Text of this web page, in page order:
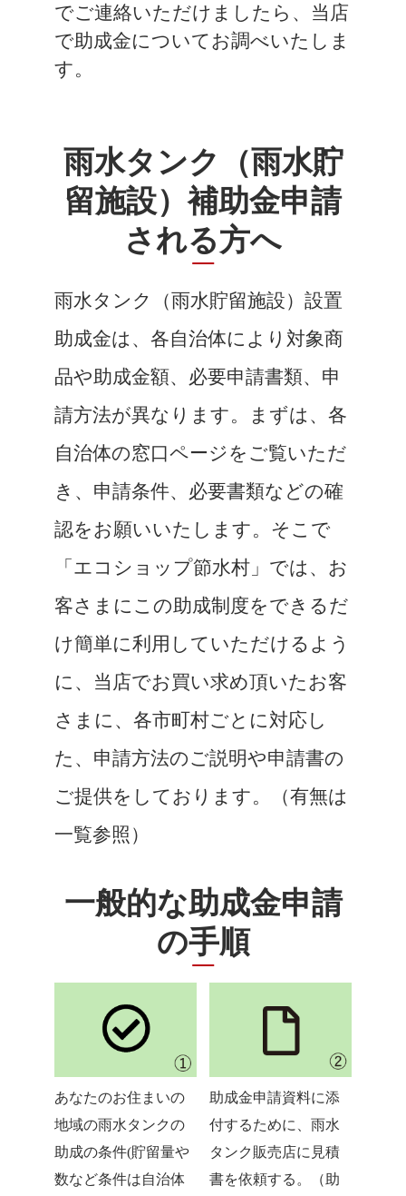
でご連絡いただけましたら、当店
で助成金についてお調べいたしま
す。
雨水タンク（雨水貯
留施設）補助金申請
される方へ
雨水タンク（雨水貯留施設）設置
助成金は、各自治体により対象商
品や助成金額、必要申請書類、申
請方法が異なります。まずは、各
自治体の窓口ページをご覧いただ
き、申請条件、必要書類などの確
認をお願いいたします。そこで
「エコショップ節水村」では、お
客さまにこの助成制度をできるだ
け簡単に利用していただけるよう
に、当店でお買い求め頂いたお客
さまに、各市町村ごとに対応し
た、申請方法のご説明や申請書の
ご提供をしております。（有無は
一覧参照）
一般的な助成金申請
の手順
あなたのお住まいの
地域の雨水タンクの
助成の条件(貯留量や
数など条件は自治体
助成金申請資料に添
付するために、雨水
タンク販売店に見積
書を依頼する。（助